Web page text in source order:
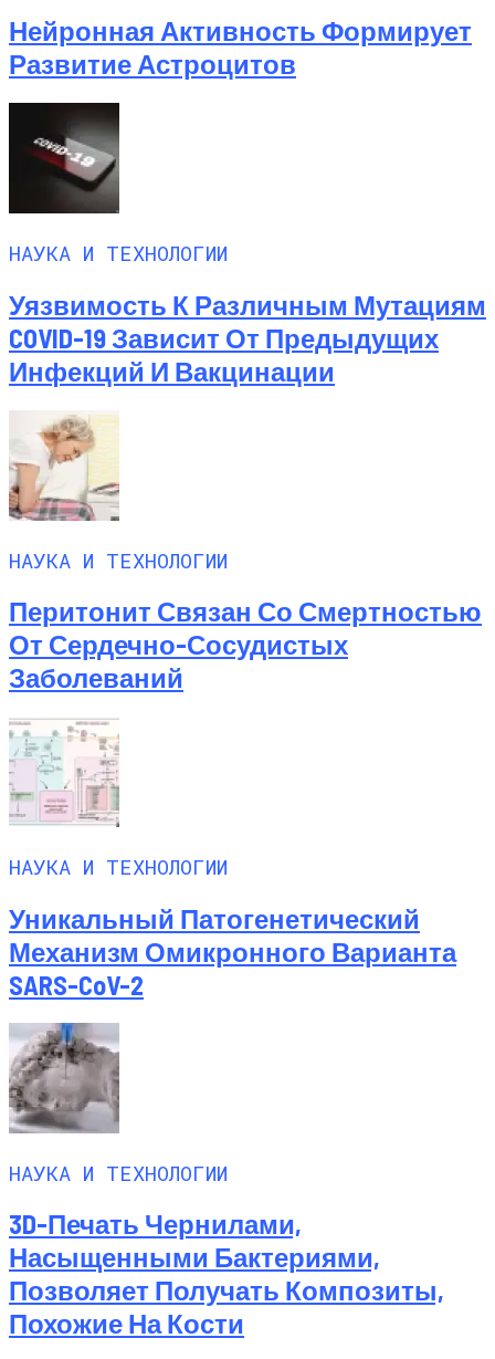
Нейронная Активность Формирует
Развитие Астроцитов
НАУКА И ТЕХНОЛОГИИ
Уязвимость К Различным Мутациям
COVID-19 Зависит От Предыдущих
Инфекций И Вакцинации
НАУКА И ТЕХНОЛОГИИ
Перитонит Связан Со Смертностью
От Сердечно-Сосудистых
Заболеваний
НАУКА И ТЕХНОЛОГИИ
Уникальный Патогенетический
Механизм Омикронного Варианта
SARS-CoV-2
НАУКА И ТЕХНОЛОГИИ
3D-Печать Чернилами,
Насыщенными Бактериями,
Позволяет Получать Композиты,
Похожие На Кости